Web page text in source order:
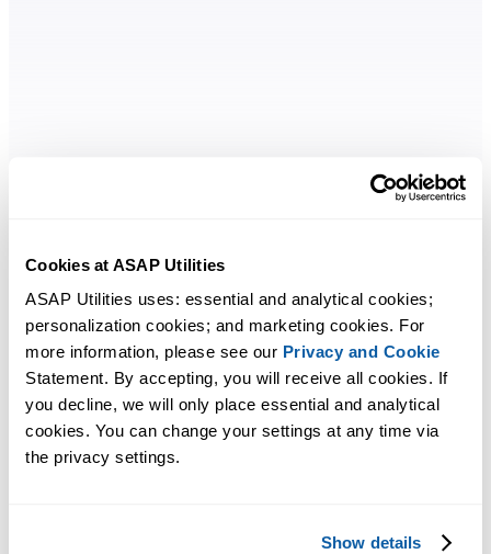
Cookies at ASAP Utilities
ASAP Utilities uses: essential and analytical cookies;
personalization cookies; and marketing cookies. For
more information, please see our Privacy and Cookie
Statement. By accepting, you will receive all cookies. If
you decline, we will only place essential and analytical
cookies. You can change your settings at any time via
the privacy settings.
Show details
Уже более 26 лет пользователи Excel доверяют ASAP Utilities,
чтобы экономить время и делать то, что невозможно только
Быстрые ответы
Никакого обучения не требуется. Можно сразу начать работу.
Нужно ли регистрироваться?
Нет. Просто скачайте и установите. Учетная запись не